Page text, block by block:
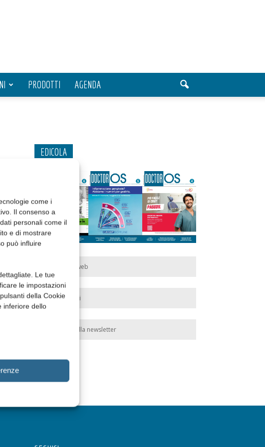
come i
Il consenso a
personali come il
e di mostrare
può influire
Le tue
le impostazioni
della Cookie
inferiore dello
PRODOTTI AGENDA
EDICOLA
Edicola web
Abbonati
Iscriviti alla newsletter